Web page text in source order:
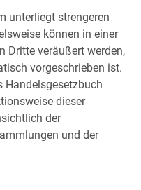
unterliegt strengeren
können in einer
Dritte veräußert werden,
vorgeschrieben ist.
Handelsgesetzbuch
dieser
der
und der